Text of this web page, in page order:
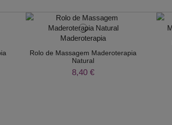
Rolo de Massagem Maderoterapia
Natural
8,40 €